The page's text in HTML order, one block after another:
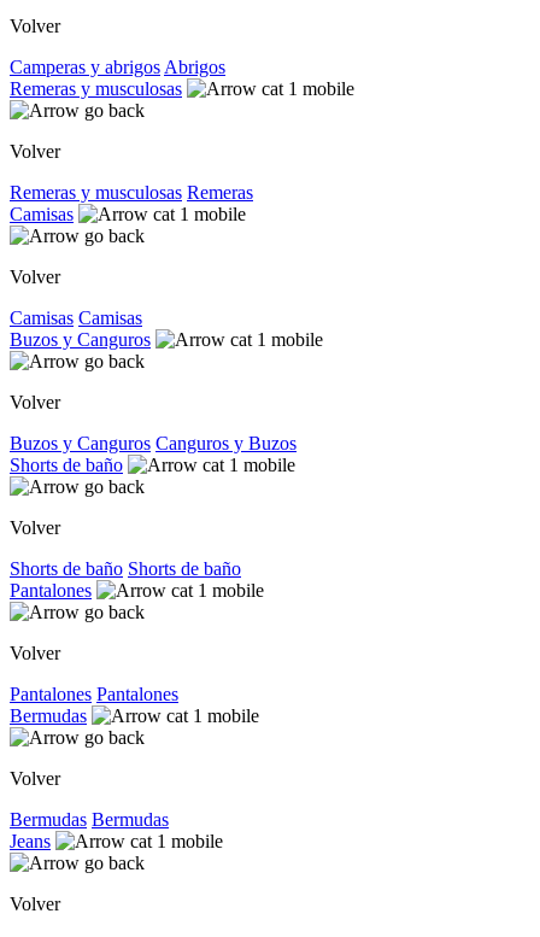
Volver
Camperas y abrigos Abrigos
Remeras y musculosas
Volver
Remeras y musculosas Remeras
Camisas
Volver
Camisas Camisas
Buzos y Canguros
Volver
Buzos y Canguros Canguros y Buzos
Shorts de baño
Volver
Shorts de baño Shorts de baño
Pantalones
Volver
Pantalones Pantalones
Bermudas
Volver
Bermudas Bermudas
Jeans
Volver